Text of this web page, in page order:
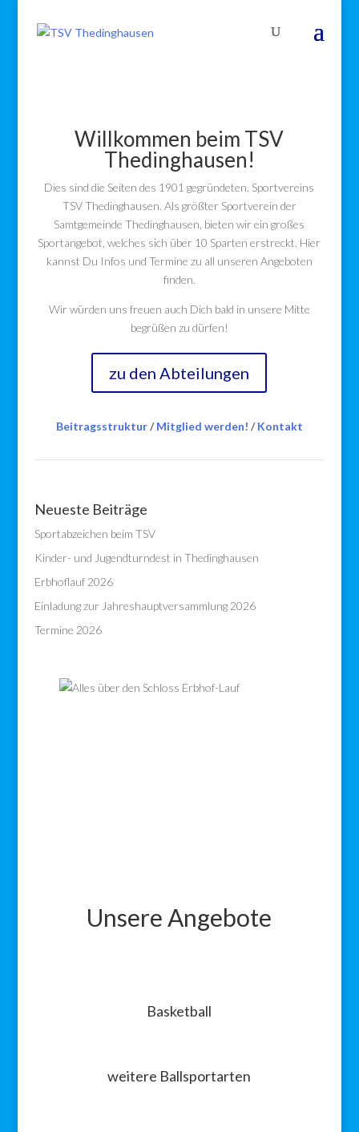
Willkommen beim TSV
Thedinghausen!
Dies sind die Seiten des 1901 gegründeten, Sportvereins
TSV Thedinghausen. Als größter Sportverein der
Samtgemeinde Thedinghausen, bieten wir ein großes
Sportangebot, welches sich über 10 Sparten erstreckt. Hier
kannst Du Infos und Termine zu all unseren Angeboten
finden.
Wir würden uns freuen auch Dich bald in unsere Mitte
begrüßen zu dürfen!
zu den Abteilungen
Beitragsstruktur/Mitglied werden! /Kontakt
Neueste Beiträge
Sportabzeichen beim TSV
Kinder- und Jugendturndest in Thedinghausen
Erbhoflauf 2026
Einladung zur Jahreshauptversammlung 2026
Termine 2026
Unsere Angebote
Basketball
weitere Ballsportarten